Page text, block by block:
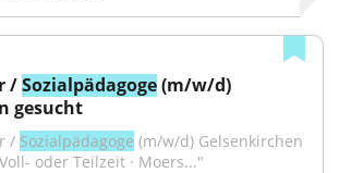
/ Sozialpädagoge (m/w/d)
gesucht
/ Sozialpädagoge (m/w/d) Gelsenkirchen
oder Teilzeit · Moers..."